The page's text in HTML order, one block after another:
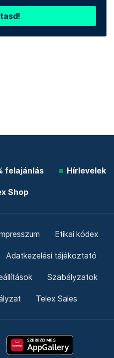
felajánlás Hírlevelek
Shop
Etikai kódex
Adatkezelési tájékoztató
Szabályzatok
Telex Sales